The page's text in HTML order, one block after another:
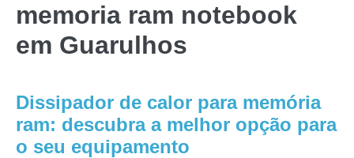
memoria ram notebook
em Guarulhos
Dissipador de calor para memória
ram: descubra a melhor opção para
o seu equipamento